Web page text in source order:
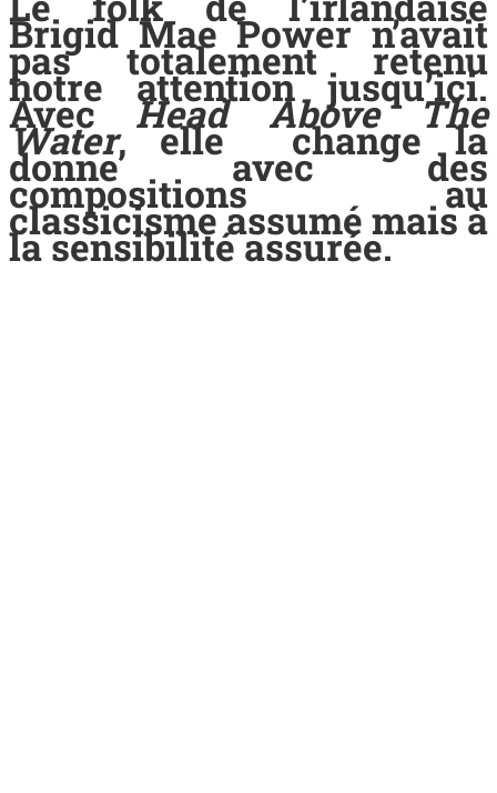
Brigid Mae Power n’avait
pas totalement retenu
notre attention jusqu’ici.
Avec Head Above The
Water, elle change la
donne avec des
compositions au
classicisme assumé mais à
la sensibilité assurée.